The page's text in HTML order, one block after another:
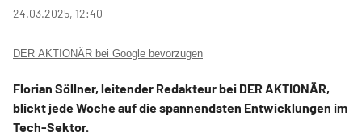
24.03.2025, 12:40
DER AKTIONÄR bei Google bevorzugen
Florian Söllner, leitender Redakteur bei DER AKTIONÄR,
blickt jede Woche auf die spannendsten Entwicklungen im
Tech-Sektor.